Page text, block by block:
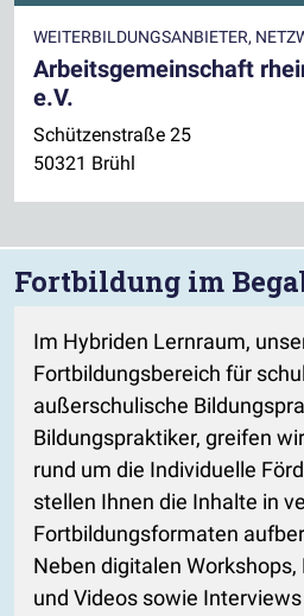
WEITERBILDUNGSANBIETER,
Arbeitsgemeinschaft
e.V.
Schützenstraße 25
50321 Brühl
Fortbildung im
Im Hybriden Lernraum,
Fortbildungsbereich für
außerschulische
Bildungspraktiker, greifen
rund um die Individuelle
stellen Ihnen die Inhalte in
Fortbildungsformaten
Neben digitalen
und Videos sowie